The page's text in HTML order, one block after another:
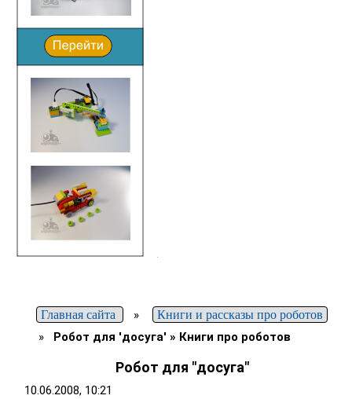
Главная сайта » Книги и рассказы про роботов
» Робот для 'досуга' » Книги про роботов
Робот для "досуга"
10.06.2008, 10:21